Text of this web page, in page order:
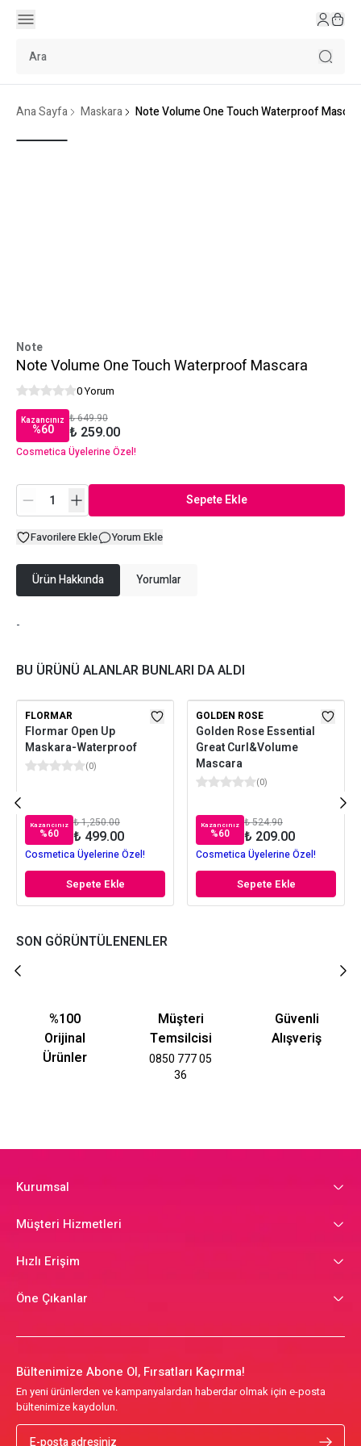
Ana Sayfa Maskara Note Volume One Touch Waterproof
Note
Note Volume One Touch Waterproof Mascara
0 Yorum
Kazancınız
%60
₺ 649.90
₺ 259.00
Cosmetica Üyelerine Özel!
Sepete Ekle
Favorilere Ekle Yorum Ekle
Ürün Hakkında Yorumlar
-
BU ÜRÜNÜ ALANLAR BUNLARI DA ALDI
FLORMAR
Flormar Open Up
Maskara-Waterproof
(0)
Kazancınız
%60
₺ 1,250.00
₺ 499.00
Cosmetica Üyelerine Özel!
Sepete Ekle
GOLDEN ROSE
Golden Rose Essential
Great Curl&Volume
Mascara
(0)
Kazancınız
%60
₺ 524.90
₺ 209.00
Cosmetica Üyelerine Özel!
Sepete Ekle
SON GÖRÜNTÜLENENLER
%100
Orijinal
Ürünler
Müşteri
Temsilcisi
0850 777 05
36
Güvenli
Alışveriş
Kurumsal
Müşteri Hizmetleri
Hızlı Erişim
Öne Çıkanlar
Bültenimize Abone Ol, Fırsatları Kaçırma!
En yeni ürünlerden ve kampanyalardan haberdar olmak için e-posta
bültenimize kaydolun.